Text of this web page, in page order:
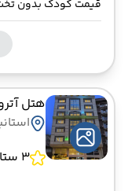
قیمت کودک بدون
هتل
3 ستاره